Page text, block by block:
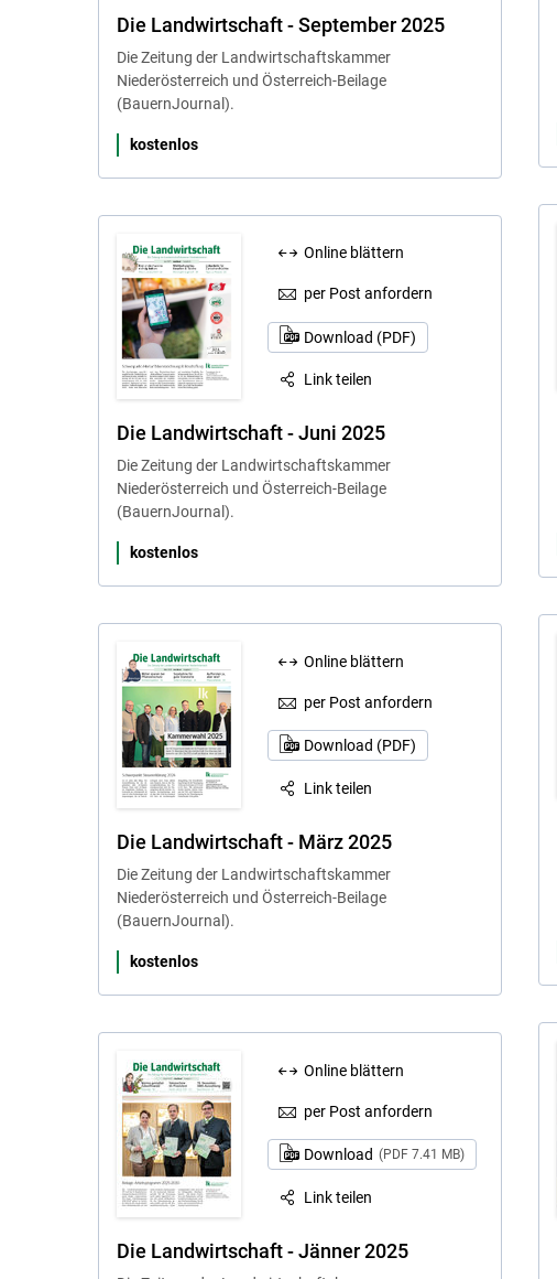
Die Landwirtschaft - September 2025
Die Zeitung der Landwirtschaftskammer
Niederösterreich und Österreich-Beilage
(BauernJournal).
kostenlos
Online blättern
per Post anfordern
Download (PDF)
Link teilen
Die Landwirtschaft - Juni 2025
Die Zeitung der Landwirtschaftskammer
Niederösterreich und Österreich-Beilage
(BauernJournal).
kostenlos
Online blättern
per Post anfordern
Download (PDF)
Link teilen
Die Landwirtschaft - März 2025
Die Zeitung der Landwirtschaftskammer
Niederösterreich und Österreich-Beilage
(BauernJournal).
kostenlos
Online blättern
per Post anfordern
Download (PDF 7.41 MB)
Link teilen
Die Landwirtschaft - Jänner 2025